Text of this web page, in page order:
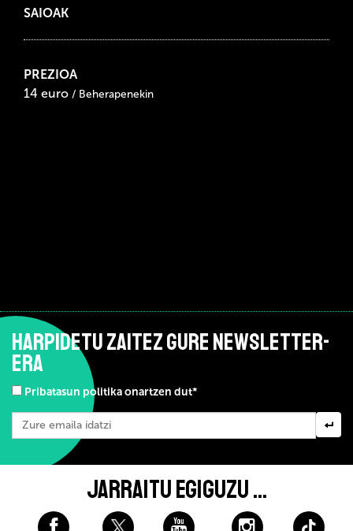
SAIOAK
PREZIOA
14 euro / Beherapenekin
HARPIDETU ZAITEZ GURE NEWSLETTER-
ERA
Pribatasun politika onartzen dut*
JARRAITU EGIGUZU ...